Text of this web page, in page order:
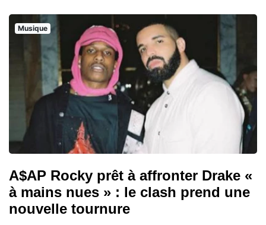
Musique
A$AP Rocky prêt à affronter Drake «
à mains nues » : le clash prend une
nouvelle tournure